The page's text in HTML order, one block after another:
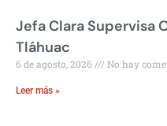
Jefa Clara Supervisa
Tláhuac
6 de agosto, 2026 No hay
Leer más »